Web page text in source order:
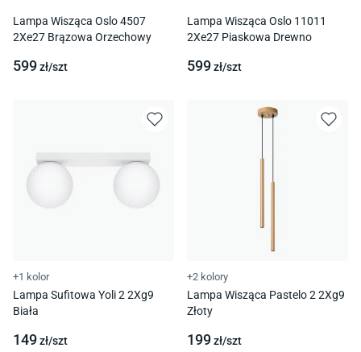
Lampa Wisząca Oslo 4507
2Xe27 Brązowa Orzechowy
599zł/szt
Lampa Wisząca Oslo 11011
2Xe27 Piaskowa Drewno
599zł/szt
+1 kolor
Lampa Sufitowa Yoli 2 2Xg9
Biała
149zł/szt
+2 kolory
Lampa Wisząca Pastelo 2 2Xg9
Złoty
199zł/szt